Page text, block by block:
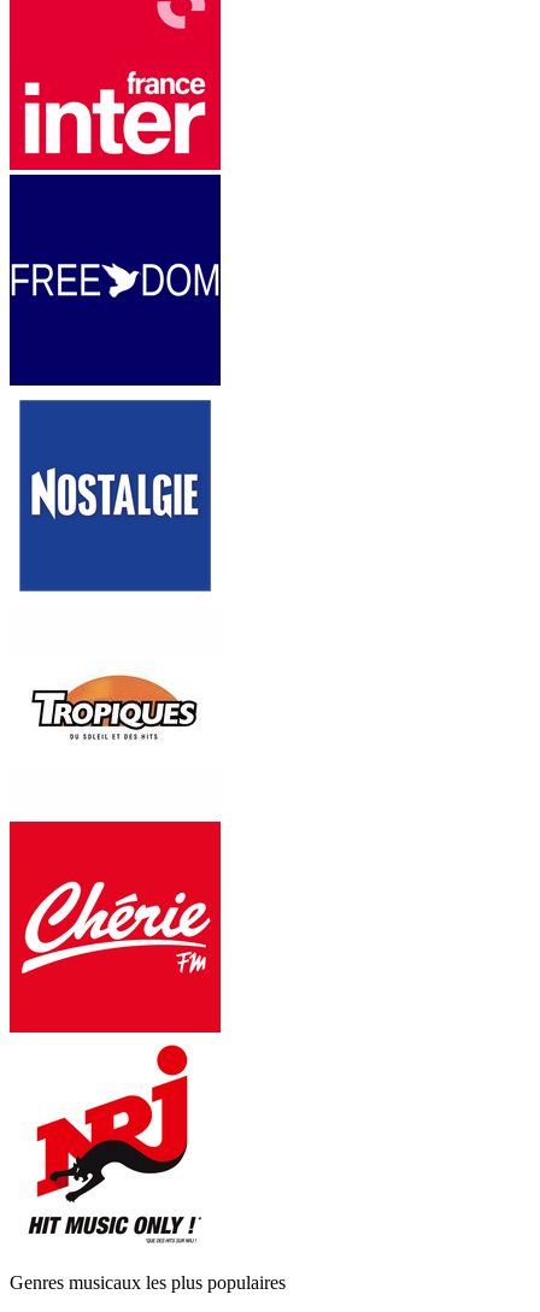
Genres musicaux les plus populaires